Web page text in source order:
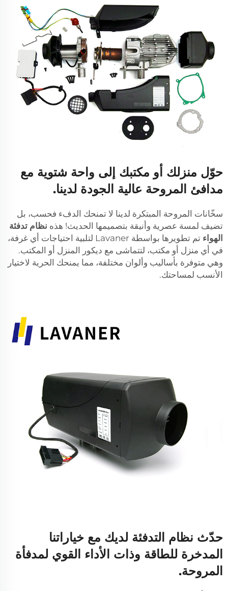
حوّل منزلك أو مكتبك إلى واحة شتوية مع
مدافئ المروحة عالية الجودة لدينا.
سخّانات المروحة المبتكرة لدينا لا تمنحك الدفء فحسب، بل
تضيف لمسة عصرية وأنيقة بتصميمها الحديث! هذه نظام تدفئة
الهواء
تم تطويرها بواسطة Lavaner لتلبية احتياجات أي غرفة،
في أي منزل أو مكتب، لتتماشى مع ديكور المنزل أو المكتب.
وهي متوفرة بأساليب وألوان مختلفة، مما يمنحك الحرية لاختيار
الأنسب لمساحتك.
حدّث نظام التدفئة لديك مع خياراتنا
المدخرة للطاقة وذات الأداء القوي لمدفأة
المروحة.